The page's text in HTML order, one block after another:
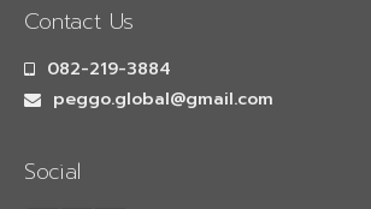
Contact Us
082-219-3884
peggo.global@gmail.com
Social